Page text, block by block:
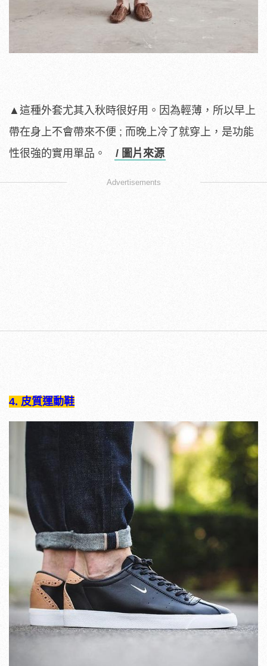
▲這種外套尤其入秋時很好用。因為輕薄，所以早上
帶在身上不會帶來不便 ; 而晚上冷了就穿上，是功能
性很強的實用單品。 / 圖片來源
Advertisements
4. 皮質運動鞋